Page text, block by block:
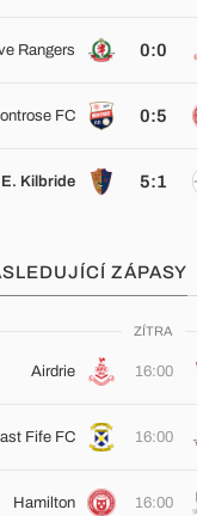
Rangers 0:0
FC 0:5
E. Kilbride 5:1
ZÁPASY
ZÍTRA
Airdrie 16:00
Fife FC 16:00
Hamilton 16:00